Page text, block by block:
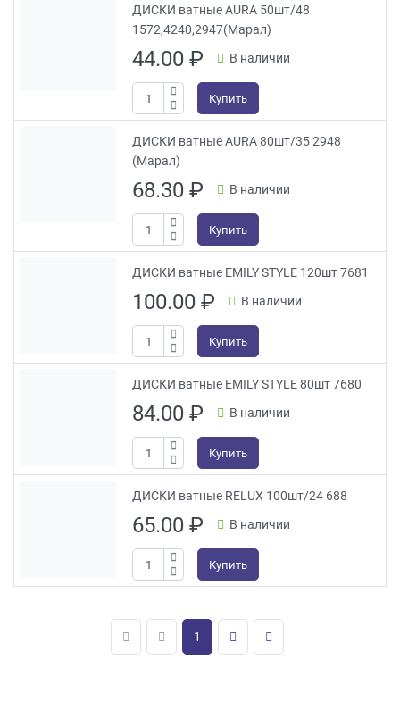
ДИСКИ ватные AURA 50шт/48
1572,4240,2947(Марал)
44.00₽ В наличии
Купить
ДИСКИ ватные AURA 80шт/35 2948
(Марал)
68.30₽ В наличии
Купить
ДИСКИ ватные EMILY STYLE 120шт 7681
100.00₽ В наличии
Купить
ДИСКИ ватные EMILY STYLE 80шт 7680
84.00₽ В наличии
Купить
ДИСКИ ватные RELUX 100шт/24 688
65.00₽ В наличии
Купить
1